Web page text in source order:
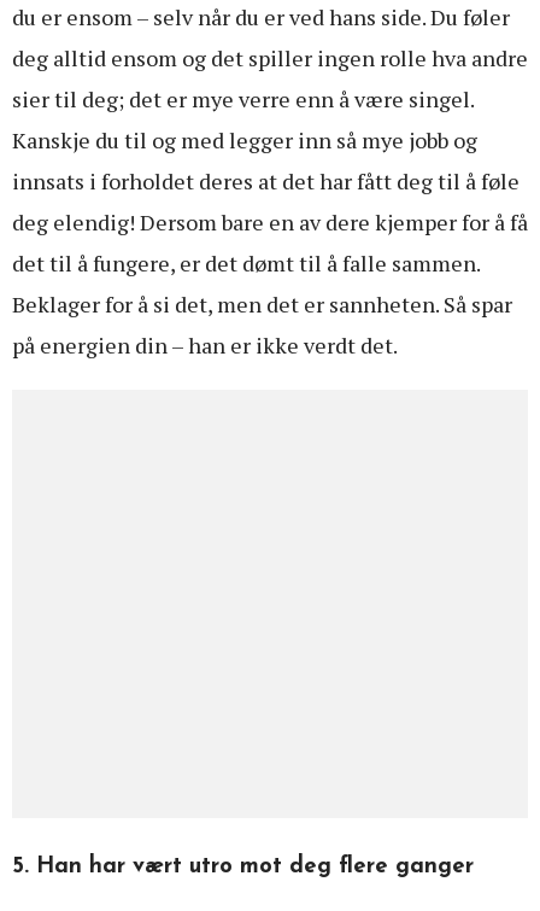
du er ensom – selv når du er ved hans side. Du føler
deg alltid ensom og det spiller ingen rolle hva andre
sier til deg; det er mye verre enn å være singel.
Kanskje du til og med legger inn så mye jobb og
innsats i forholdet deres at det har fått deg til å føle
deg elendig! Dersom bare en av dere kjemper for å få
det til å fungere, er det dømt til å falle sammen.
Beklager for å si det, men det er sannheten. Så spar
på energien din – han er ikke verdt det.
5. Han har vært utro mot deg flere ganger